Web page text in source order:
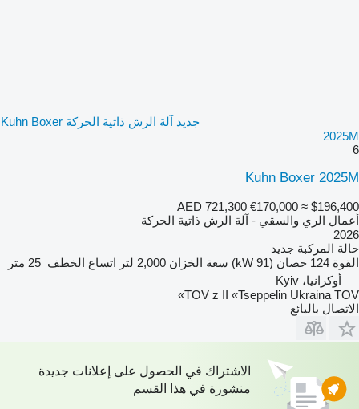
جديد آلة الرش ذاتية الحركة Kuhn Boxer
2025M
6
Kuhn Boxer 2025M
AED 721,300 €170,000 ≈ $196,400
أعمال الري والسقي - آلة الرش ذاتية الحركة
2026
حالة المركبة جديد
القوة 124 حصان (91 kW) سعة الخزان 2,000 لتر اتساع الخطف 25 متر
أوكرانيا، Kyiv
TOV z II «Tseppelin Ukraina TOV»
الاتصال بالبائع
الاشتراك في الحصول على إعلانات جديدة
منشورة في هذا القسم